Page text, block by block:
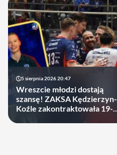
5 sierpnia 2026 20:47
Wreszcie młodzi dostają
szansę! ZAKSA Kędzierzyn-
Koźle zakontraktowała 19-